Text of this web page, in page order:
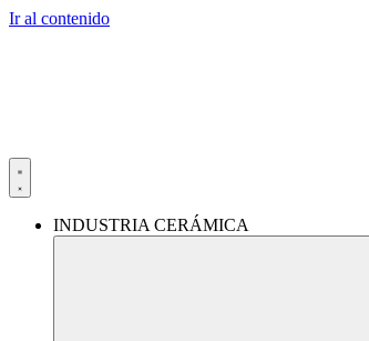
Ir al contenido
INDUSTRIA CERÁMICA